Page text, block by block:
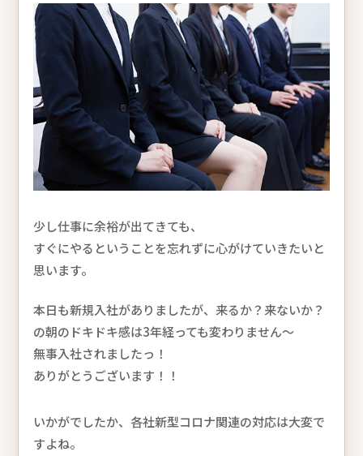
少し仕事に余裕が出てきても、
すぐにやるということを忘れずに心がけていきたいと
思います。
本日も新規入社がありましたが、来るか？来ないか？
の朝のドキドキ感は3年経っても変わりません〜
無事入社されましたっ！
ありがとうございます！！
いかがでしたか、各社新型コロナ関連の対応は大変で
すよね。